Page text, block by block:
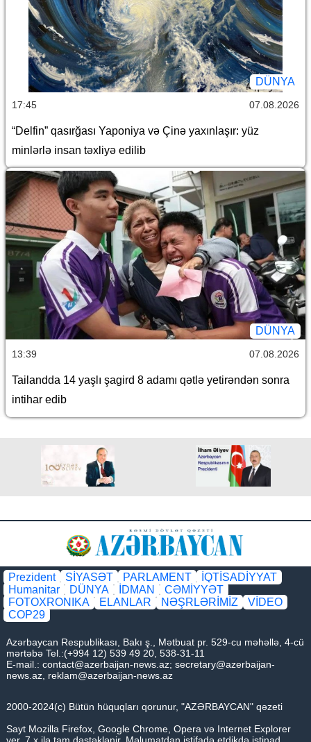
DÜNYA
17:45 07.08.2026
“Delfin” qasırğası Yaponiya və Çinə yaxınlaşır: yüz
minlərlə insan təxliyə edilib
DÜNYA
13:39 07.08.2026
Tailandda 14 yaşlı şagird 8 adamı qətlə yetirəndən sonra
intihar edib
Prezident SİYASƏT PARLAMENT
İQTİSADİYYAT
Humanitar
DÜNYA İDMAN
CƏMİYYƏT
FOTOXRONIKA
ELANLAR NƏŞRLƏRİMİZ
VİDEO
COP29
Azərbaycan Respublikası, Bakı ş., Mətbuat pr. 529-cu məhəllə, 4-cü
mərtəbə Tel.:(+994 12) 539 49 20, 538-31-11
E-mail.: contact@azerbaijan-news.az; secretary@azerbaijan-
news.az, reklam@azerbaijan-news.az
2000-2024(c) Bütün hüquqları qorunur, "AZƏRBAYCAN" qəzeti
Sayt Mozilla Firefox, Google Chrome, Opera və Internet Explorer